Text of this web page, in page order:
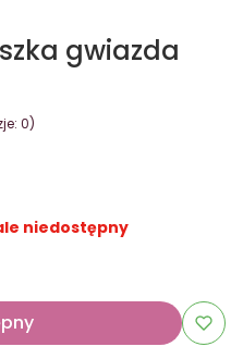
gwiazda
0)
niedostępny